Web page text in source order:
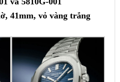
41mm, vỏ vàng trắng